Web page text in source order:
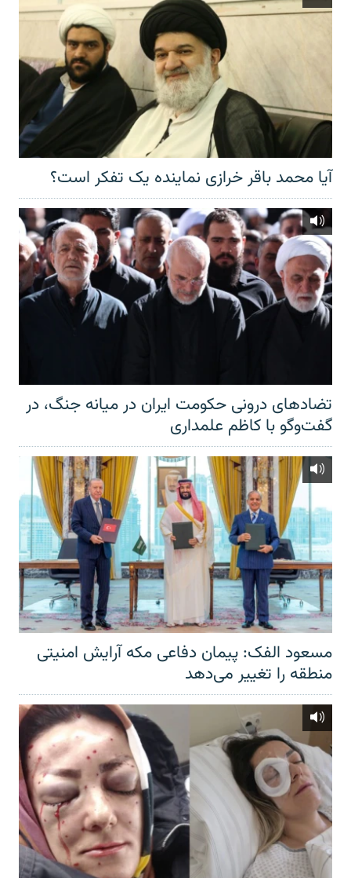
آیا محمد باقر خرازی نماینده یک تفکر است؟
تضادهای درونی حکومت ایران در میانه جنگ، در
گفت‌‌وگو با کاظم علمداری
مسعود الفک: پیمان دفاعی مکه آرایش امنیتی
منطقه را تغییر می‌دهد